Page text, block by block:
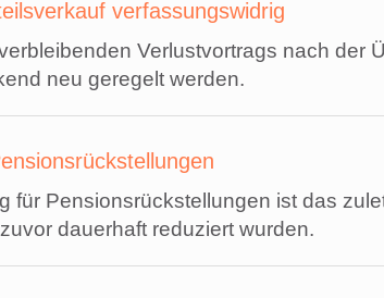
verfassungswidrig
Verlustvortrags nach der
neu geregelt werden.
für Pensionsrückstellungen ist das
dauerhaft reduziert wurden.